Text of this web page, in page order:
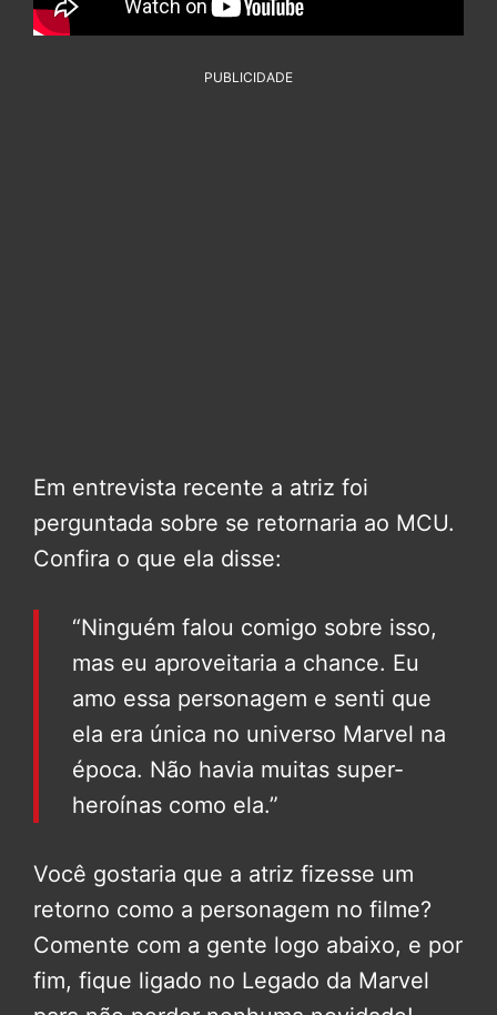
PUBLICIDADE
Em entrevista recente a atriz foi
perguntada sobre se retornaria ao MCU.
Confira o que ela disse:
“Ninguém falou comigo sobre isso,
mas eu aproveitaria a chance. Eu
amo essa personagem e senti que
ela era única no universo Marvel na
época. Não havia muitas super-
heroínas como ela.”
Você gostaria que a atriz fizesse um
retorno como a personagem no filme?
Comente com a gente logo abaixo, e por
fim, fique ligado no Legado da Marvel